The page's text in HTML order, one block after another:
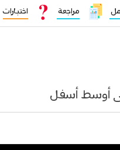
مراجعة اختبارات
أوسط أسفل